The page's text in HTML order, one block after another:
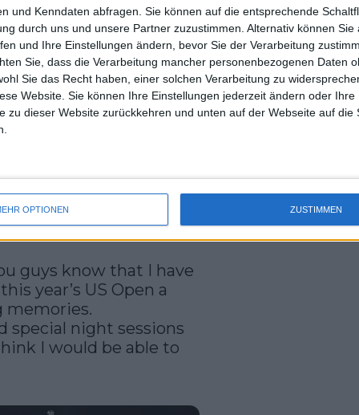
und Kenndaten abfragen. Sie können auf die entsprechende
durch uns und unsere Partner zuzustimmen. Alternativ können Sie
und Ihre Einstellungen ändern, bevor Sie der Verarbeitung
Sie, dass die Verarbeitung mancher personenbezogenen Daten
Sie das Recht haben, einer solchen Verarbeitung zu
Website. Sie können Ihre Einstellungen jederzeit ändern oder Ihre
zu dieser Website zurückkehren und unten auf der Webseite auf die
OPTIONEN ZUSTIMMEN
den ich je gesehen habe, aber
Jahren dabei zugesehen, wie er
und es ist schwer, wenn der
gehen, wenn man immer noch
der es so sehr wollte. Es ist
bei Rafa werden wir es sehen. Ich
würde."
guys know that I have
year’s US Open a
memories.
special night sessions
I would be able to
on
uss
mal
des
kel